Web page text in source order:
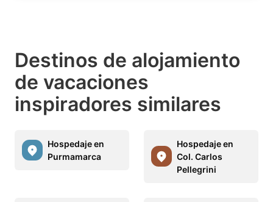
Destinos de alojamiento
de vacaciones
inspiradores similares
Hospedaje en
Purmamarca
Hospedaje en
Col. Carlos
Pellegrini